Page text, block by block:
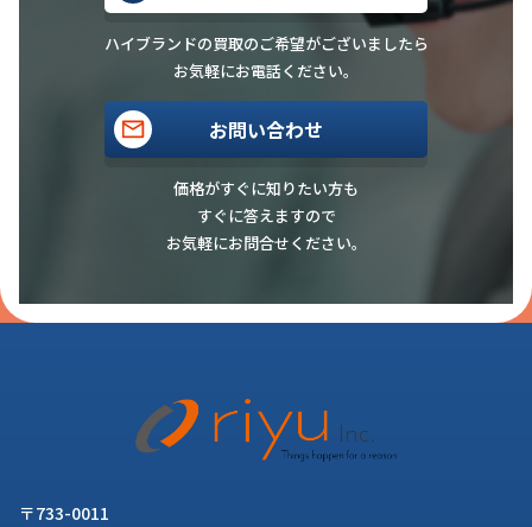
ハイブランドの買取のご希望がございましたら
お気軽にお電話ください。
お問い合わせ
価格がすぐに知りたい方も
すぐに答えますので
お気軽にお問合せください。
〒733-0011